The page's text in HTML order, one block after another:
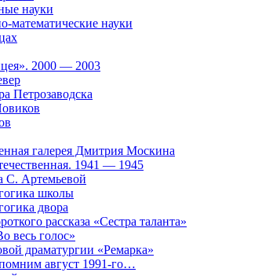
науки
математические науки
2000 — 2003
Петрозаводска
галерея Дмитрия Москина
1941 — 1945
С. Артемьевой
школы
двора
рассказа «Сестра таланта»
весь голос»
драматургии «Ремарка»
август 1991-го…